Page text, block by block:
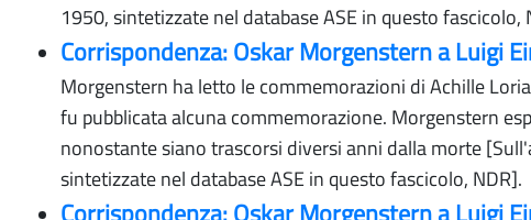
1950, sintetizzate nel database ASE in questo fascicolo,
Corrispondenza: Oskar Morgenstern a Luigi
Morgenstern ha letto le commemorazioni di Achille
fu pubblicata alcuna commemorazione. Morgenstern
nonostante siano trascorsi diversi anni dalla morte
sintetizzate nel database ASE in questo fascicolo, NDR].